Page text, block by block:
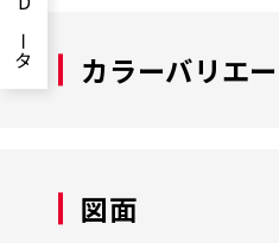
カラーバリエ
図面